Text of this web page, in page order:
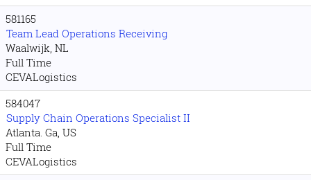
581165
Team Lead Operations Receiving
Waalwijk, NL
Full Time
CEVALogistics
584047
Supply Chain Operations Specialist II
Atlanta. Ga, US
Full Time
CEVALogistics